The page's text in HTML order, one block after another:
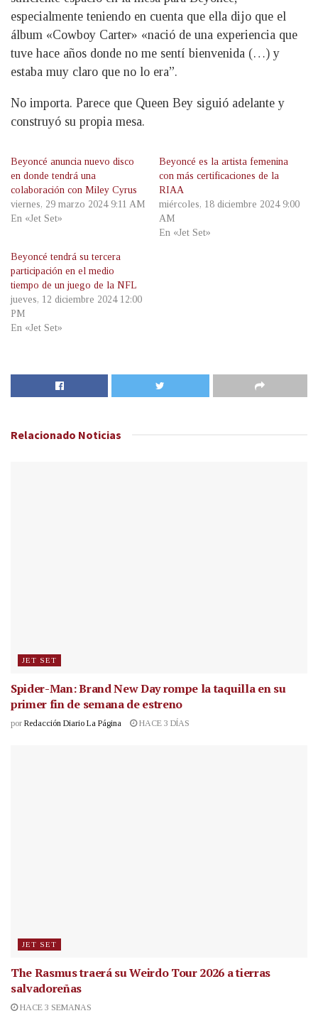
especialmente teniendo en cuenta que ella dijo que el
álbum «Cowboy Carter» «nació de una experiencia que
tuve hace años donde no me sentí bienvenida (…) y
estaba muy claro que no lo era”.
No importa. Parece que Queen Bey siguió adelante y
construyó su propia mesa.
Beyoncé anuncia nuevo disco
en donde tendrá una
colaboración con Miley Cyrus
viernes, 29 marzo 2024 9:11 AM
En «Jet Set»
Beyoncé es la artista femenina
con más certificaciones de la
RIAA
miércoles, 18 diciembre 2024 9:00
AM
En «Jet Set»
Beyoncé tendrá su tercera
participación en el medio
tiempo de un juego de la NFL
jueves, 12 diciembre 2024 12:00
PM
En «Jet Set»
Relacionado Noticias
JET SET
Spider-Man: Brand New Day rompe la taquilla en su
primer fin de semana de estreno
por Redacción Diario La Página HACE 3 DÍAS
JET SET
The Rasmus traerá su Weirdo Tour 2026 a tierras
salvadoreñas
HACE 3 SEMANAS